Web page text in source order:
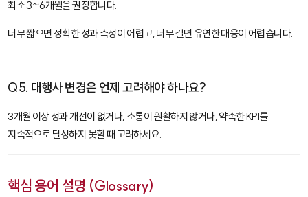
최소 3~6개월을 권장합니다.
너무 짧으면 정확한 성과 측정이 어렵고, 너무 길면 유연한 대응이 어렵습니다.
Q5. 대행사 변경은 언제 고려해야 하나요?
3개월 이상 성과 개선이 없거나, 소통이 원활하지 않거나, 약속한 KPI를
지속적으로 달성하지 못할 때 고려하세요.
핵심 용어 설명 (Glossary)